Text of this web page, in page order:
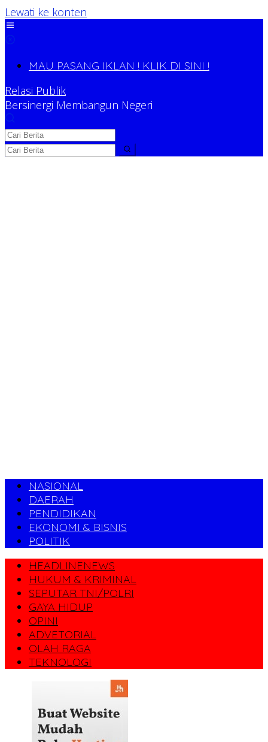
Lewati ke konten
MAU PASANG IKLAN ! KLIK DI SINI !
Relasi Publik
Bersinergi Membangun Negeri
NASIONAL
DAERAH
PENDIDIKAN
EKONOMI & BISNIS
POLITIK
HEADLINENEWS
HUKUM & KRIMINAL
SEPUTAR TNI/POLRI
GAYA HIDUP
OPINI
ADVETORIAL
OLAH RAGA
TEKNOLOGI